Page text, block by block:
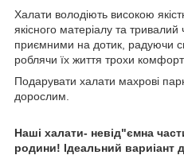
Халати володіють високою
якісного матеріалу та
приємними на дотик, радуючи
роблячи їх життя трохи
Подарувати халати махрові
дорослим.
Наші халати- невід"ємна
родини! Ідеальний вариіант